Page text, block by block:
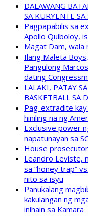
DALAWANG
SA KURYENTE SA
Pagpapabilis sa
Apollo Quiboloy,
Magat Dam, wala
Ilang Maleta
Pangulong
dating
LALAKI, PATAY
BASKETBALL SA
Pag-extradite
hiniling na ng
Exclusive power
napatunayan sa
House
Leandro Leviste,
sa “honey trap”
nito sa isyu
Panukalang
kakulangan ng
inihain sa Kamara